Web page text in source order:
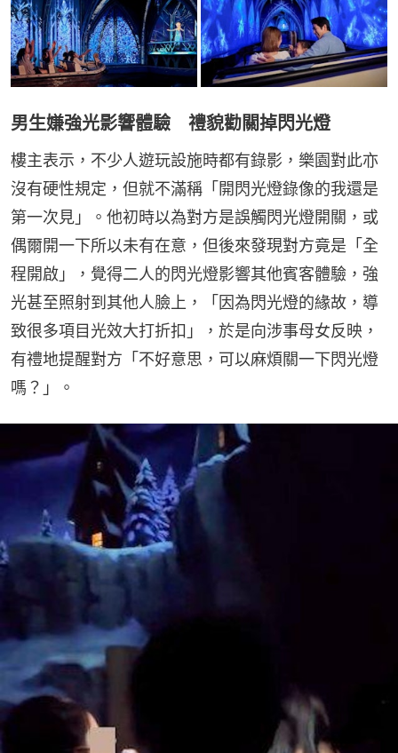
男生嫌強光影響體驗 禮貌勸關掉閃光燈
樓主表示，不少人遊玩設施時都有錄影，樂園對此亦
沒有硬性規定，但就不滿稱「開閃光燈錄像的我還是
第一次見」。他初時以為對方是誤觸閃光燈開關，或
偶爾開一下所以未有在意，但後來發現對方竟是「全
程開啟」，覺得二人的閃光燈影響其他賓客體驗，強
光甚至照射到其他人臉上，「因為閃光燈的緣故，導
致很多項目光效大打折扣」，於是向涉事母女反映，
有禮地提醒對方「不好意思，可以麻煩關一下閃光燈
嗎？」。